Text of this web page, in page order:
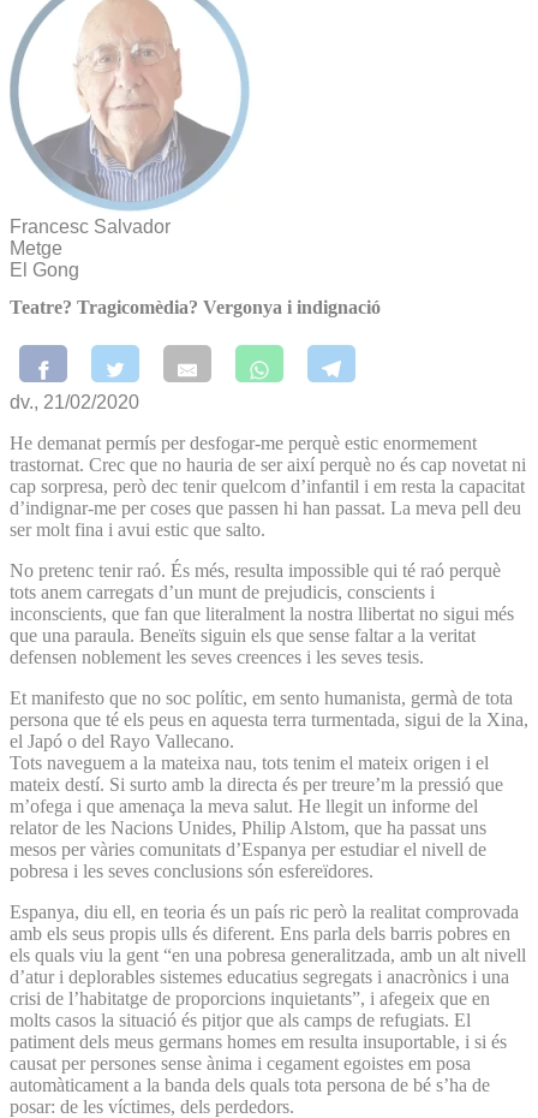
Francesc Salvador
Metge
El Gong
Teatre? Tragicomèdia? Vergonya i indignació
dv., 21/02/2020
He demanat permís per desfogar-me perquè estic enormement
trastornat. Crec que no hauria de ser així perquè no és cap novetat ni
cap sorpresa, però dec tenir quelcom d’infantil i em resta la capacitat
d’indignar-me per coses que passen hi han passat. La meva pell deu
ser molt fina i avui estic que salto.
No pretenc tenir raó. És més, resulta impossible qui té raó perquè
tots anem carregats d’un munt de prejudicis, conscients i
inconscients, que fan que literalment la nostra llibertat no sigui més
que una paraula. Beneïts siguin els que sense faltar a la veritat
defensen noblement les seves creences i les seves tesis.
Et manifesto que no soc polític, em sento humanista, germà de tota
persona que té els peus en aquesta terra turmentada, sigui de la Xina,
el Japó o del Rayo Vallecano.
Tots naveguem a la mateixa nau, tots tenim el mateix origen i el
mateix destí. Si surto amb la directa és per treure’m la pressió que
m’ofega i que amenaça la meva salut. He llegit un informe del
relator de les Nacions Unides, Philip Alstom, que ha passat uns
mesos per vàries comunitats d’Espanya per estudiar el nivell de
pobresa i les seves conclusions són esfereïdores.
Espanya, diu ell, en teoria és un país ric però la realitat comprovada
amb els seus propis ulls és diferent. Ens parla dels barris pobres en
els quals viu la gent “en una pobresa generalitzada, amb un alt nivell
d’atur i deplorables sistemes educatius segregats i anacrònics i una
crisi de l’habitatge de proporcions inquietants”, i afegeix que en
molts casos la situació és pitjor que als camps de refugiats. El
patiment dels meus germans homes em resulta insuportable, i si és
causat per persones sense ànima i cegament egoistes em posa
automàticament a la banda dels quals tota persona de bé s’ha de
posar: de les víctimes, dels perdedors.